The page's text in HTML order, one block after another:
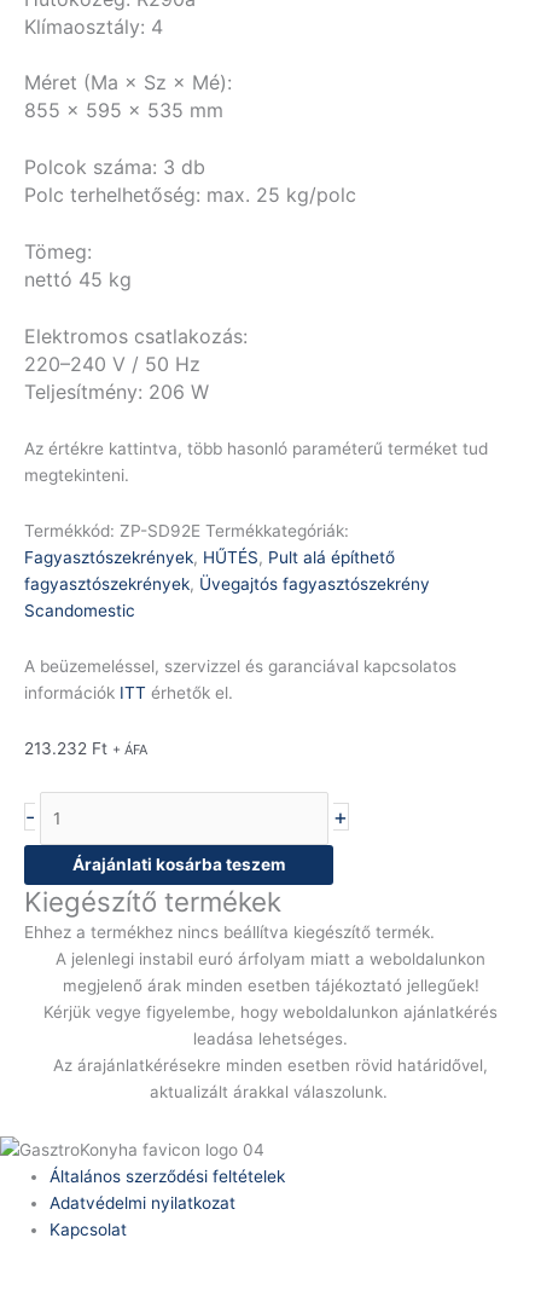
Klímaosztály: 4
Méret (Ma × Sz × Mé):
855 × 595 × 535 mm
Polcok száma: 3 db
Polc terhelhetőség: max. 25 kg/polc
Tömeg:
nettó 45 kg
Elektromos csatlakozás:
220–240 V / 50 Hz
Teljesítmény: 206 W
Az értékre kattintva, több hasonló paraméterű terméket tud
megtekinteni.
Termékkód: ZP-SD92E Termékkategóriák:
Fagyasztószekrények, HŰTÉS, Pult alá építhető
fagyasztószekrények, Üvegajtós fagyasztószekrény
Scandomestic
A beüzemeléssel, szervizzel és garanciával kapcsolatos
információk ITT érhetők el.
213.232 Ft + ÁFA
- +
Árajánlati kosárba teszem
Kiegészítő termékek
Ehhez a termékhez nincs beállítva kiegészítő termék.
A jelenlegi instabil euró árfolyam miatt a weboldalunkon
megjelenő árak minden esetben tájékoztató jellegűek!
Kérjük vegye figyelembe, hogy weboldalunkon ajánlatkérés
leadása lehetséges.
Az árajánlatkérésekre minden esetben rövid határidővel,
aktualizált árakkal válaszolunk.
Általános szerződési feltételek
Adatvédelmi nyilatkozat
Kapcsolat